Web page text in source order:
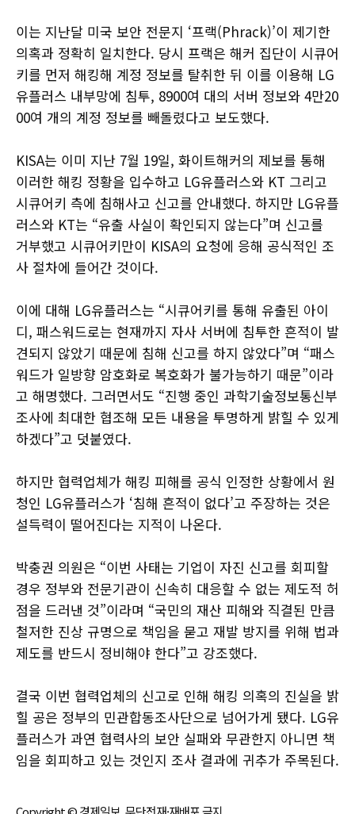
이는 지난달 미국 보안 전문지 ‘프랙(Phrack)’이 제기한
의혹과 정확히 일치한다. 당시 프랙은 해커 집단이 시큐어
키를 먼저 해킹해 계정 정보를 탈취한 뒤 이를 이용해 LG
유플러스 내부망에 침투, 8900여 대의 서버 정보와 4만20
00여 개의 계정 정보를 빼돌렸다고 보도했다.
KISA는 이미 지난 7월 19일, 화이트해커의 제보를 통해
이러한 해킹 정황을 입수하고 LG유플러스와 KT 그리고
시큐어키 측에 침해사고 신고를 안내했다. 하지만 LG유플
러스와 KT는 “유출 사실이 확인되지 않는다”며 신고를
거부했고 시큐어키만이 KISA의 요청에 응해 공식적인 조
사 절차에 들어간 것이다.
이에 대해 LG유플러스는 “시큐어키를 통해 유출된 아이
디, 패스워드로는 현재까지 자사 서버에 침투한 흔적이 발
견되지 않았기 때문에 침해 신고를 하지 않았다”며 “패스
워드가 일방향 암호화로 복호화가 불가능하기 때문”이라
고 해명했다. 그러면서도 “진행 중인 과학기술정보통신부
조사에 최대한 협조해 모든 내용을 투명하게 밝힐 수 있게
하겠다”고 덧붙였다.
하지만 협력업체가 해킹 피해를 공식 인정한 상황에서 원
청인 LG유플러스가 ‘침해 흔적이 없다’고 주장하는 것은
설득력이 떨어진다는 지적이 나온다.
박충권 의원은 “이번 사태는 기업이 자진 신고를 회피할
경우 정부와 전문기관이 신속히 대응할 수 없는 제도적 허
점을 드러낸 것”이라며 “국민의 재산 피해와 직결된 만큼
철저한 진상 규명으로 책임을 묻고 재발 방지를 위해 법과
제도를 반드시 정비해야 한다”고 강조했다.
결국 이번 협력업체의 신고로 인해 해킹 의혹의 진실을 밝
힐 공은 정부의 민관합동조사단으로 넘어가게 됐다. LG유
플러스가 과연 협력사의 보안 실패와 무관한지 아니면 책
임을 회피하고 있는 것인지 조사 결과에 귀추가 주목된다.